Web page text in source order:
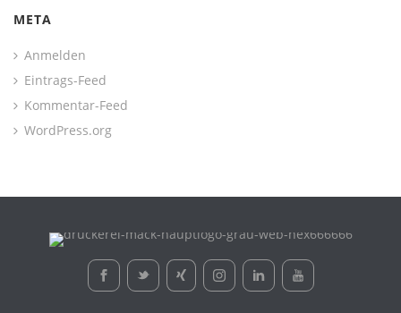
META
Anmelden
Eintrags-Feed
Kommentar-Feed
WordPress.org